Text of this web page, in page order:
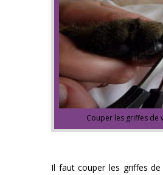
Couper les griffes de
Il faut couper les griffes